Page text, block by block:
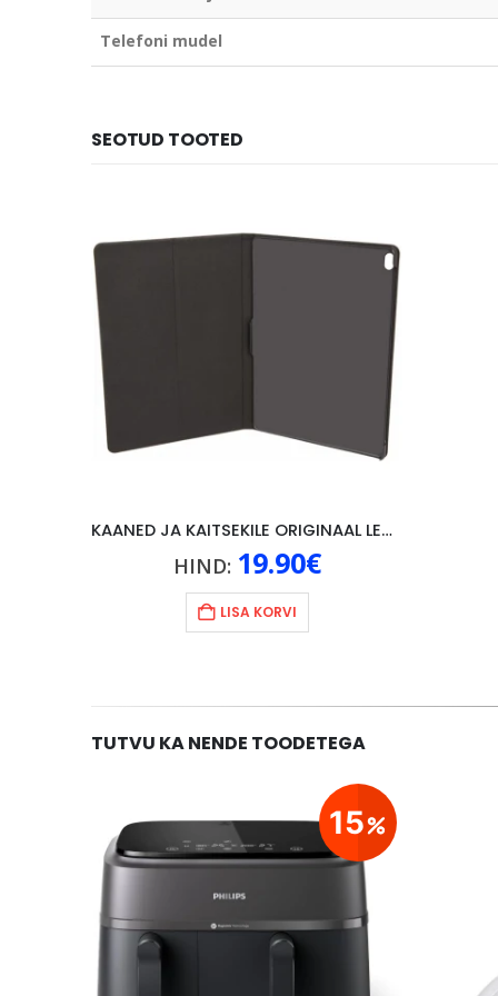
Telefoni mudel
SEOTUD TOOTED
KAANED JA KAITSEKILE ORIGINAAL LENOVO P10, MUST
HIND: 19.90€
LISA KORVI
TUTVU KA NENDE TOODETEGA
15